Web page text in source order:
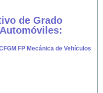
de Grado
FP Mecánica de Vehículos